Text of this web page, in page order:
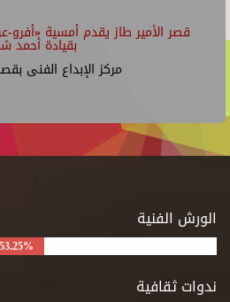
قصر الأمير طاز يقدم أمسية «أفرو-
بقيادة أحمد
مركز الإبداع الفنى
الورش الفنية
53.25%
ندوات ثقافية